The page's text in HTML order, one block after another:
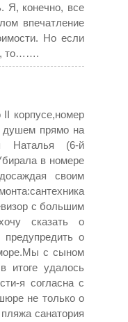
Я, конечно, все
впечатление
Но если
то…….
корпусе,номер
душем прямо на
Наталья (6-й
в номере
своим
с большим
сказать о
о
море.Мы с сыном
итоге удалось
я согласна с
не только о
санатория